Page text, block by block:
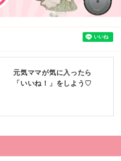
元気ママが気に入ったら
「いいね！」をしよう♡